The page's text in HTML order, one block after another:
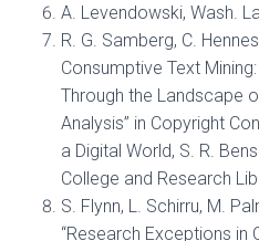
A. Levendowski, Wash.
R. G. Samberg, C.
Consumptive Text
Through the Landscape
Analysis” in Copyright
a Digital World, S. R.
College and Research
S. Flynn, L. Schirru, M.
“Research Exceptions in